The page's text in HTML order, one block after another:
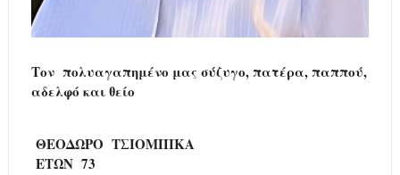
Τον πολυαγαπημένο μας σύζυγο, πατέρα, παππού,
αδελφό και θείο
ΘΕΟΔΩΡΟ ΤΣΙΟΜΠΙΚΑ
ΕΤΩΝ 73